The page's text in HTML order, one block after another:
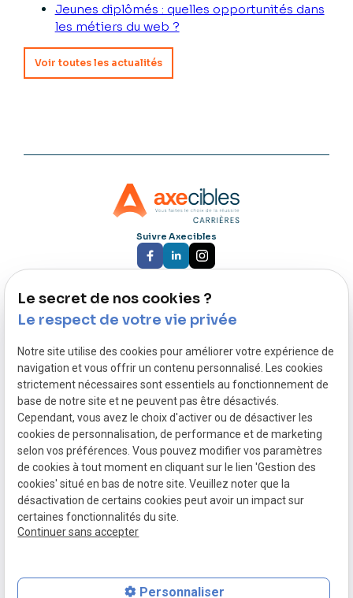
Jeunes diplômés : quelles opportunités dans
les métiers du web ?
Voir toutes les actualités
Suivre Axecibles
Nous rejoindre :
87 rue du Molinel
Nous contacter :
03 59 57 51 98
02 446 49 95
Siret :
44004377600028
Liens utiles :
Le secret de nos cookies ?
Le respect de votre vie privée
Notre site utilise des cookies pour améliorer votre expérience de
navigation et vous offrir un contenu personnalisé. Les cookies
strictement nécessaires sont essentiels au fonctionnement de
base de notre site et ne peuvent pas être désactivés.
Cependant, vous avez le choix d'activer ou de désactiver les
cookies de personnalisation, de performance et de marketing
selon vos préférences. Vous pouvez modifier vos paramètres
de cookies à tout moment en cliquant sur le lien 'Gestion des
cookies' situé en bas de notre site. Veuillez noter que la
désactivation de certains cookies peut avoir un impact sur
certaines fonctionnalités du site.
Continuer sans accepter
Personnaliser